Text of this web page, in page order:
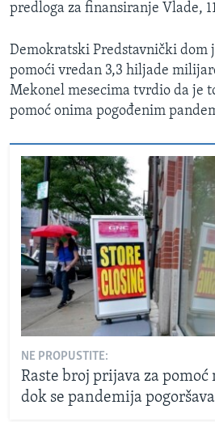
predloga za finansiranje Vlade,
Demokratski Predstavnički dom
pomoći vredan 3,3 hiljade
Mekonel mesecima tvrdio da je
pomoć onima pogođenim
NE PROPUSTITE:
Raste broj prijava za
dok se pandemija pogoršava